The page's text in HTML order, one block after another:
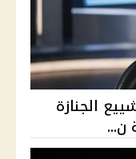
الجنازة
ن...